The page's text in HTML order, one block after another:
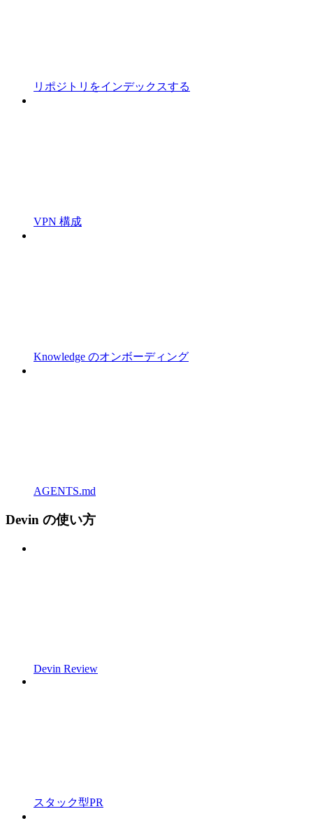
リポジトリをインデックスする
VPN 構成
Knowledge のオンボーディング
AGENTS.md
Devin の使い方
Devin Review
スタック型PR